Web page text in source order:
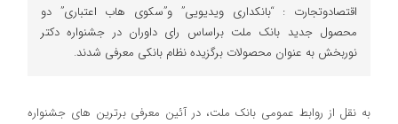
اقتصادوتجارت : “بانکداری ویدیویی” و”سکوی هاب اعتباری” دو
محصول جدید بانک ملت براساس رای داوران در جشنواره دکتر
نوربخش به عنوان محصولات برگزیده نظام بانکی معرفی شدند.
به نقل از روابط عمومی بانک ملت، در آئین معرفی برترین های جشنواره